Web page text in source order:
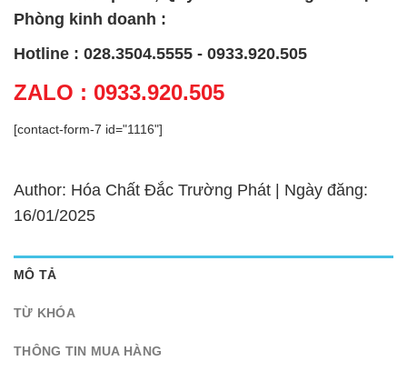
Phòng kinh doanh :
Hotline : 028.3504.5555 - 0933.920.505
ZALO : 0933.920.505
[contact-form-7 id="1116"]
Author: Hóa Chất Đắc Trường Phát | Ngày đăng:
16/01/2025
MÔ TẢ
TỪ KHÓA
THÔNG TIN MUA HÀNG